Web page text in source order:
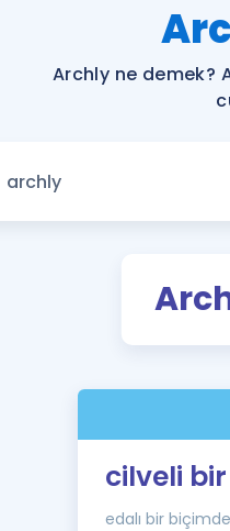
Archly ne demek?
cilveli
edalı bir